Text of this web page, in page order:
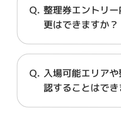
整理券エントリ
更はできますか？
入場可能エリア
認することはでき